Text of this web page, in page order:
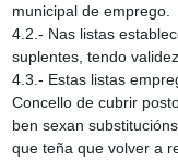
municipal de emprego.
4.2.‑ Nas listas
suplentes, tendo
4.3.‑ Estas listas
Concello de cubrir
ben sexan
que teña que volver a